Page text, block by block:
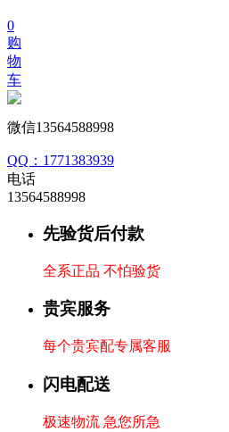
0
购
物
车
微信13564588998
QQ：1771383939
电话
13564588998
先验货后付款
全系正品 不怕验货
贵宾服务
每个贵宾配专属客服
闪电配送
极速物流 急您所急